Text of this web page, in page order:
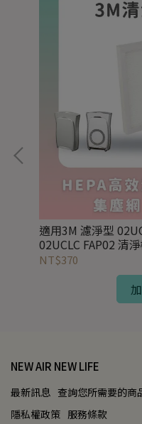
適用3M 濾淨型
02UCLC FAP02 清
NT$370
NEW AIR NEW LIFE
最新訊息 查詢您所需要的商
隱私權政策 服務條款